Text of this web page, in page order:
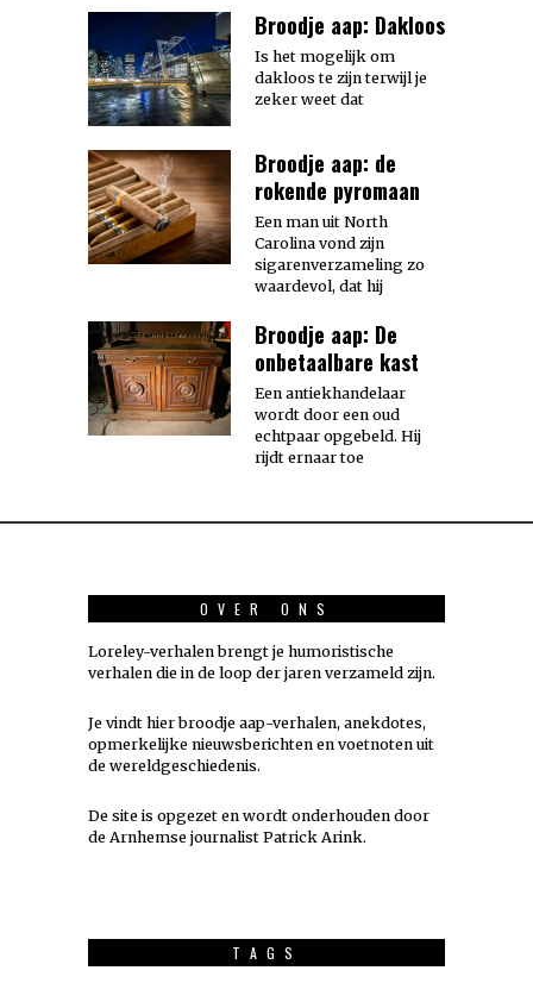
Broodje aap: Dakloos
Is het mogelijk om
dakloos te zijn terwijl je
zeker weet dat
Broodje aap: de
rokende pyromaan
Een man uit North
Carolina vond zijn
sigarenverzameling zo
waardevol, dat hij
Broodje aap: De
onbetaalbare kast
Een antiekhandelaar
wordt door een oud
echtpaar opgebeld. Hij
rijdt ernaar toe
OVER ONS
Loreley-verhalen brengt je humoristische
verhalen die in de loop der jaren verzameld zijn.
Je vindt hier broodje aap-verhalen, anekdotes,
opmerkelijke nieuwsberichten en voetnoten uit
de wereldgeschiedenis.
De site is opgezet en wordt onderhouden door
de Arnhemse journalist Patrick Arink.
TAGS